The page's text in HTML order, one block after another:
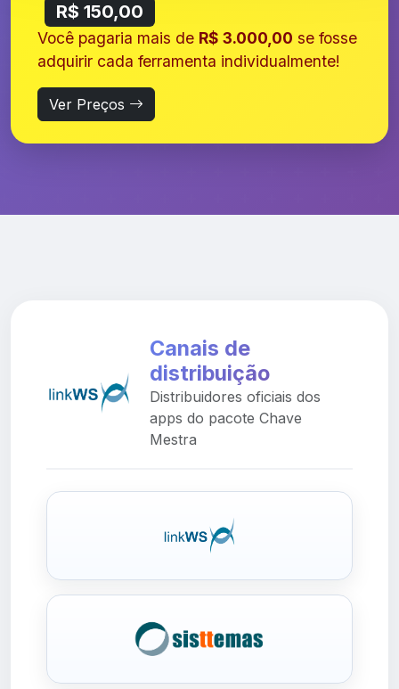
R$ 150,00
Você pagaria mais de R$ 3.000,00 se fosse
adquirir cada ferramenta individualmente!
Ver Preços
Canais de
distribuição
Distribuidores oficiais dos
apps do pacote Chave
Mestra